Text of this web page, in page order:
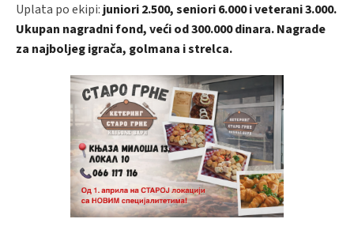
Uplata po ekipi: juniori 2.500, seniori 6.000 i veterani 3.000.
Ukupan nagradni fond, veći od 300.000 dinara. Nagrade
za najboljeg igrača, golmana i strelca.